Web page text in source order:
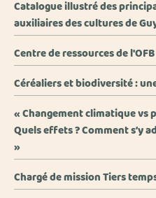
Catalogue illustré des
auxiliaires des cultures de
Centre de ressources de
Céréaliers et biodiversité :
« Changement climatique
Quels effets ? Comment s’y
»
Chargé de mission Tiers